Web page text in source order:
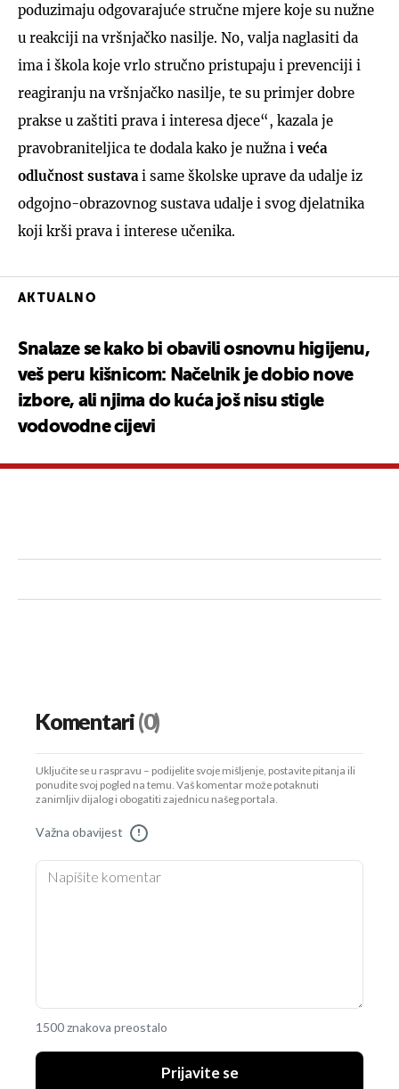
poduzimaju odgovarajuće stručne mjere koje su nužne
u reakciji na vršnjačko nasilje. No, valja naglasiti da
ima i škola koje vrlo stručno pristupaju i prevenciji i
reagiranju na vršnjačko nasilje, te su primjer dobre
prakse u zaštiti prava i interesa djece“, kazala je
pravobraniteljica te dodala kako je nužna iveća
odlučnost sustava i same školske uprave da udalje iz
odgojno-obrazovnog sustava udalje i svog djelatnika
koji krši prava i interese učenika.
AKTUALNO
Snalaze se kako bi obavili osnovnu higijenu,
veš peru kišnicom: Načelnik je dobio nove
izbore, ali njima do kuća još nisu stigle
vodovodne cijevi
Komentari(0)
Uključite se u raspravu – podijelite svoje mišljenje, postavite pitanja ili
ponudite svoj pogled na temu. Vaš komentar može potaknuti
zanimljiv dijalog i obogatiti zajednicu našeg portala.
Važna obavijest !
1500 znakova preostalo
Prijavite se